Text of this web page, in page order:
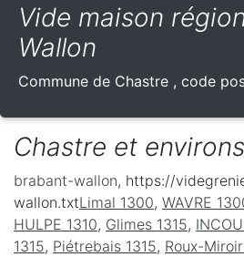
Vide maison
Wallon
Commune de Chastre , code
Chastre et environs
brabant-wallon, https://
wallon.txtLimal 1300, WAVRE
HULPE 1310, Glimes 1315,
1315, Piétrebais 1315, Roux-